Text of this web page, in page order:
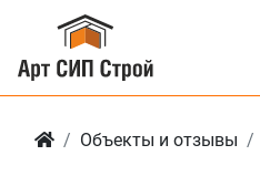
Объекты и отзывы